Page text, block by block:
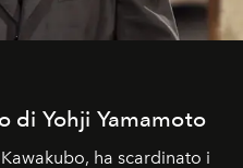
di Yohji Yamamoto
ha scardinato i